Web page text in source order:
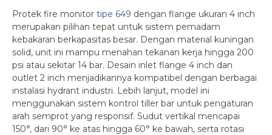
Protek fire monitor tipe 649 dengan flange ukuran 4 inch
merupakan pilihan tepat untuk sistem pemadam
kebakaran berkapasitas besar. Dengan material kuningan
solid, unit ini mampu menahan tekanan kerja hingga 200
psi atau sekitar 14 bar. Desain inlet flange 4 inch dan
outlet 2 inch menjadikannya kompatibel dengan berbagai
instalasi hydrant industri. Lebih lanjut, model ini
menggunakan sistem kontrol tiller bar untuk pengaturan
arah semprot yang responsif. Sudut vertikal mencapai
150°, dari 90° ke atas hingga 60° ke bawah, serta rotasi